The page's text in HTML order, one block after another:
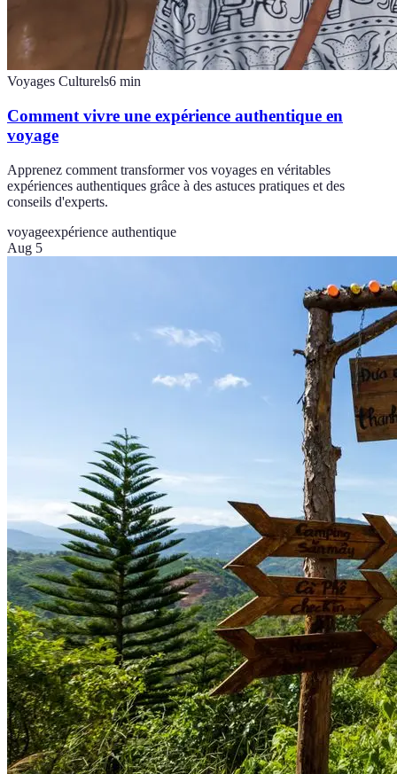
Voyages Culturels6 min
Comment vivre une expérience authentique en
voyage
Apprenez comment transformer vos voyages en véritables
expériences authentiques grâce à des astuces pratiques et des
conseils d'experts.
voyageexpérience authentique
Aug 5